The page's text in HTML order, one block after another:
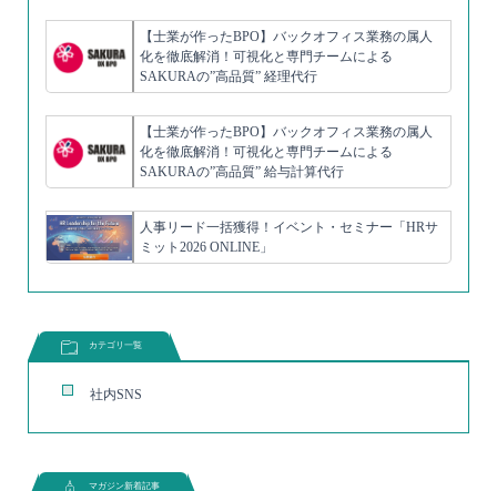
【士業が作ったBPO】バックオフィス業務の属人
化を徹底解消！可視化と専門チームによる
SAKURAの”高品質” 経理代行
【士業が作ったBPO】バックオフィス業務の属人
化を徹底解消！可視化と専門チームによる
SAKURAの”高品質” 給与計算代行
人事リード一括獲得！イベント・セミナー「HRサ
ミット2026 ONLINE」
カテゴリ一覧
社内SNS
マガジン新着記事